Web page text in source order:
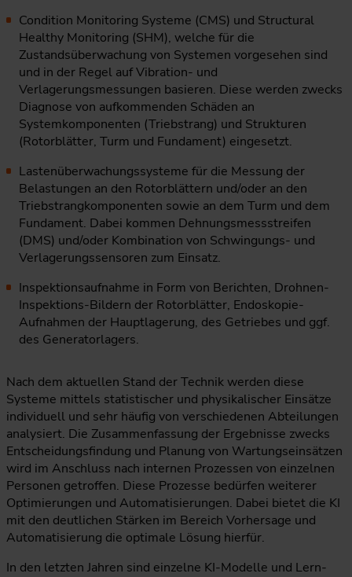
Condition Monitoring Systeme (CMS) und Structural
Healthy Monitoring (SHM), welche für die
Zustandsüberwachung von Systemen vorgesehen sind
und in der Regel auf Vibration- und
Verlagerungsmessungen basieren. Diese werden zwecks
Diagnose von aufkommenden Schäden an
Systemkomponenten (Triebstrang) und Strukturen
(Rotorblätter, Turm und Fundament) eingesetzt.
Lastenüberwachungssysteme für die Messung der
Belastungen an den Rotorblättern und/oder an den
Triebstrangkomponenten sowie an dem Turm und dem
Fundament. Dabei kommen Dehnungsmessstreifen
(DMS) und/oder Kombination von Schwingungs- und
Verlagerungssensoren zum Einsatz.
Inspektionsaufnahme in Form von Berichten, Drohnen-
Inspektions-Bildern der Rotorblätter, Endoskopie-
Aufnahmen der Hauptlagerung, des Getriebes und ggf.
des Generatorlagers.
Nach dem aktuellen Stand der Technik werden diese
Systeme mittels statistischer und physikalischer Einsätze
individuell und sehr häufig von verschiedenen Abteilungen
analysiert. Die Zusammenfassung der Ergebnisse zwecks
Entscheidungsfindung und Planung von Wartungseinsätzen
wird im Anschluss nach internen Prozessen von einzelnen
Personen getroffen. Diese Prozesse bedürfen weiterer
Optimierungen und Automatisierungen. Dabei bietet die KI
mit den deutlichen Stärken im Bereich Vorhersage und
Automatisierung die optimale Lösung hierfür.
In den letzten Jahren sind einzelne KI-Modelle und Lern-